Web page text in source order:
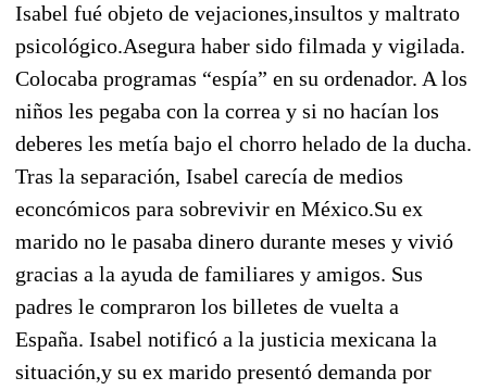
Isabel fué objeto de vejaciones,insultos y maltrato
psicológico.Asegura haber sido filmada y vigilada.
Colocaba programas “espía” en su ordenador. A los
niños les pegaba con la correa y si no hacían los
deberes les metía bajo el chorro helado de la ducha.
Tras la separación, Isabel carecía de medios
econcómicos para sobrevivir en México.Su ex
marido no le pasaba dinero durante meses y vivió
gracias a la ayuda de familiares y amigos. Sus
padres le compraron los billetes de vuelta a
España. Isabel notificó a la justicia mexicana la
situación,y su ex marido presentó demanda por